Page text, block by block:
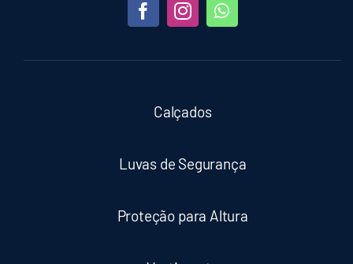
Calçados
Luvas de Segurança
Proteção para Altura